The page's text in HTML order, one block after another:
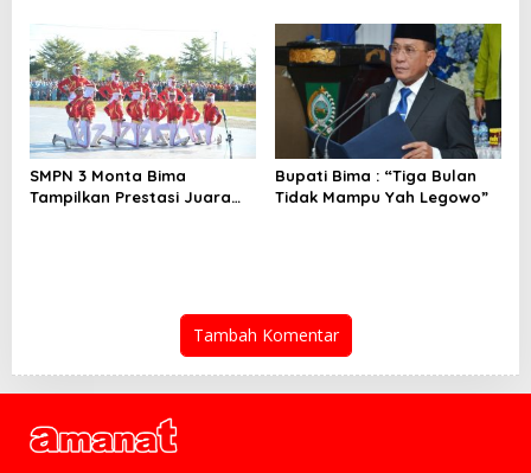
SMPN 3 Monta Bima
Tampilkan Prestasi Juara
Bupati Bima : “Tiga Bulan
Tidak Mampu Yah Legowo”
Tambah Komentar